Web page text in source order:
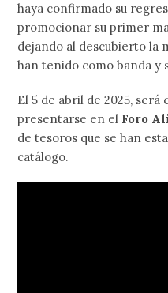
haya confirmado su
promocionar su primer
dejando al descubierto la
han tenido como banda y
El 5 de abril de 2025,
presentarse en el Foro
de tesoros que se han
catálogo.